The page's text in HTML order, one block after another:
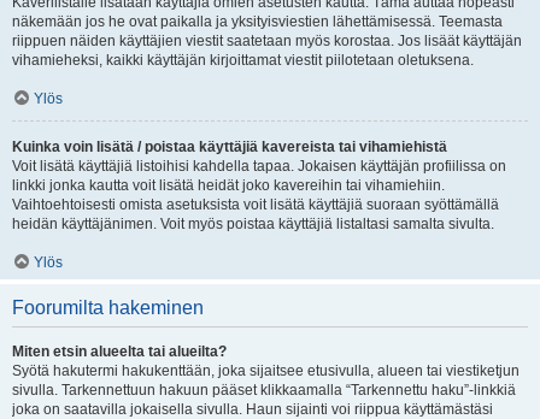
näkemään jos he ovat paikalla ja yksityisviestien lähettämisessä. Teemasta
riippuen näiden käyttäjien viestit saatetaan myös korostaa. Jos lisäät käyttäjän
vihamieheksi, kaikki käyttäjän kirjoittamat viestit piilotetaan oletuksena.
Ylös
Kuinka voin lisätä / poistaa käyttäjiä kavereista tai vihamiehistä
Voit lisätä käyttäjiä listoihisi kahdella tapaa. Jokaisen käyttäjän profiilissa on
linkki jonka kautta voit lisätä heidät joko kavereihin tai vihamiehiin.
Vaihtoehtoisesti omista asetuksista voit lisätä käyttäjiä suoraan syöttämällä
heidän käyttäjänimen. Voit myös poistaa käyttäjiä listaltasi samalta sivulta.
Ylös
Foorumilta hakeminen
Miten etsin alueelta tai alueilta?
Syötä hakutermi hakukenttään, joka sijaitsee etusivulla, alueen tai viestiketjun
sivulla. Tarkennettuun hakuun pääset klikkaamalla “Tarkennettu haku”-linkkiä
joka on saatavilla jokaisella sivulla. Haun sijainti voi riippua käyttämästäsi